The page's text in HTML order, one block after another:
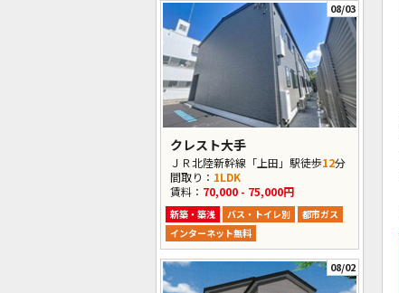
08/03
クレスト大手
ＪＲ北陸新幹線「上田」駅徒歩12分
間取り： 1LDK
賃料： 70,000 - 75,000円
新築・築浅 バス・トイレ別
都市ガス
インターネット無料
08/02